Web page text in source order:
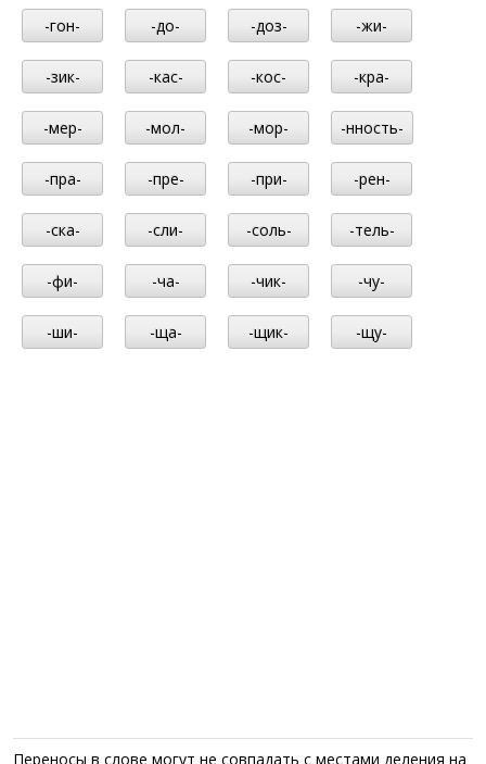
-гон- -до- -доз- -жи-
-зик- -кас- -кос- -кра-
-мер- -мол- -мор- -нность-
-пра- -пре- -при- -рен-
-ска- -сли- -соль- -тель-
-фи- -ча- -чик- -чу-
-ши- -ща- -щик- -щу-
Переносы в слове могут не совпадать с местами деления на